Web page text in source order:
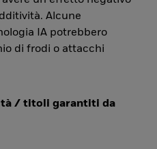
Alcune
IA potrebbero
di frodi o attacchi
/ titoli garantiti da